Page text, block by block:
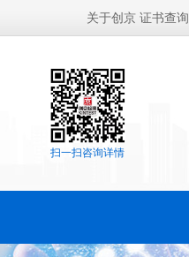
关于创京 证书查询
扫一扫咨询详情